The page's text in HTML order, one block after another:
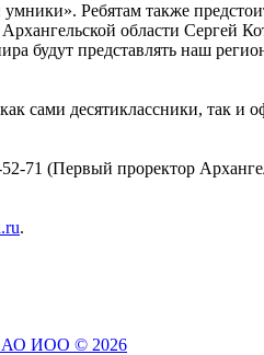
Ребятам также
области Сергей
будут представлять наш
сами десятиклассники, так
(Первый проректор
.
АО ИОО © 2026